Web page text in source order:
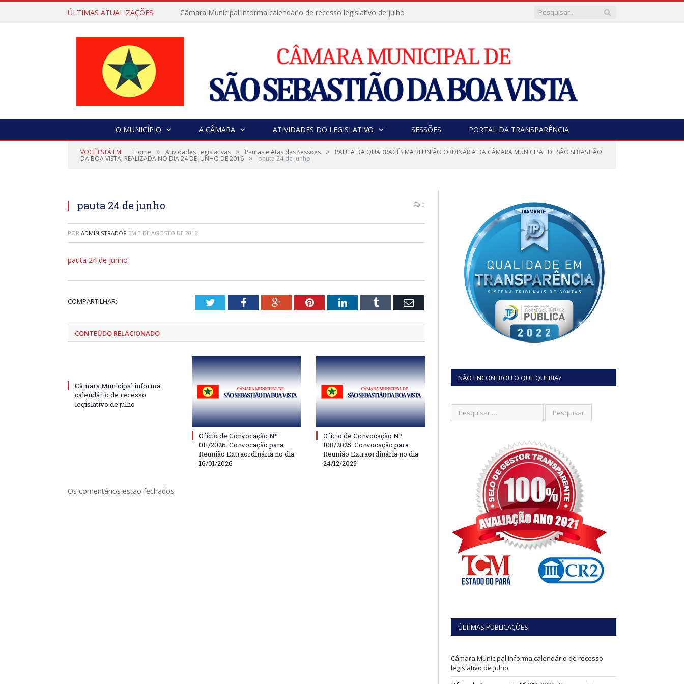
ÚLTIMAS ATUALIZAÇÕES: Câmara Municipal informa calendário de recesso legislativo de julho
O MUNICÍPIO A CÂMARA ATIVIDADES DO LEGISLATIVO SESSÕES PORTAL DA TRANSPARÊNCIA
VOCÊ ESTÁ EM: Home » Atividades Legislativas » Pautas e Atas das Sessões » PAUTA DA QUADRAGÉSIMA REUNIÃO ORDINÁRIA DA CÂMARA MUNICIPAL DE SÃO SEBASTIÃO
DA BOA VISTA, REALIZADA NO DIA 24 DE JUNHO DE 2016 » pauta 24 de junho
pauta 24 de junho 0
POR ADMINISTRADOR EM 3 DE AGOSTO DE 2016
pauta 24 de junho
COMPARTILHAR: TwitterFacebookGoogle+PinterestLinkedInTumblr Email
CONTEÚDO RELACIONADO
Câmara Municipal informa
calendário de recesso
legislativo de julho
Ofício de Convocação Nº
011/2026: Convocação para
Reunião Extraordinária no dia
16/01/2026
Ofício de Convocação Nº
108/2025: Convocação para
Reunião Extraordinária no dia
24/12/2025
Os comentários estão fechados.
NÃO ENCONTROU O QUE QUERIA?
ÚLTIMAS PUBLICAÇÕES
Câmara Municipal informa calendário de recesso
legislativo de julho